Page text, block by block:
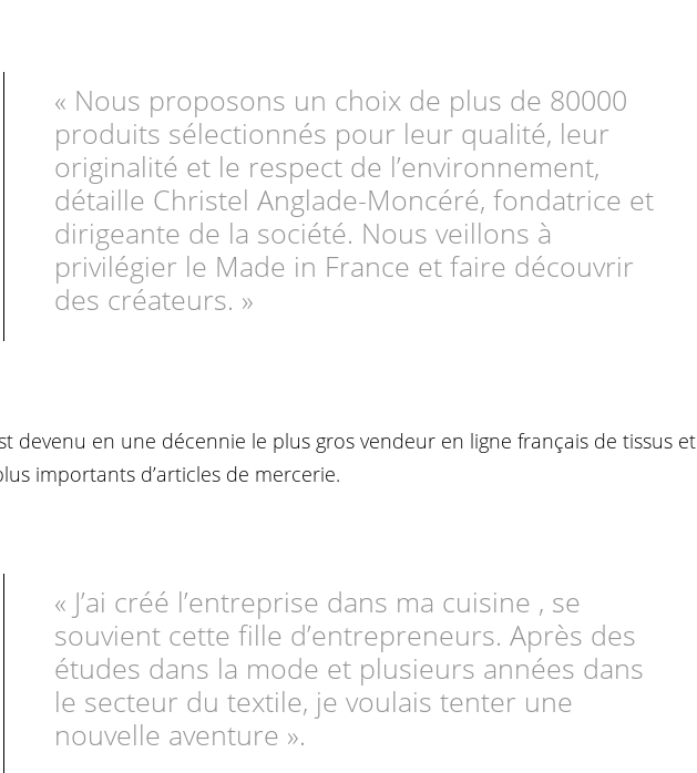
« Nous proposons un choix de plus de 80000
produits sélectionnés pour leur qualité, leur
originalité et le respect de l’environnement,
détaille Christel Anglade-Moncéré, fondatrice et
dirigeante de la société. Nous veillons à
privilégier le Made in France et faire découvrir
des créateurs. »
devenu en une décennie le plus gros vendeur en ligne français de tissus et
importants d’articles de mercerie.
« J’ai créé l’entreprise dans ma cuisine , se
souvient cette fille d’entrepreneurs. Après des
études dans la mode et plusieurs années dans
le secteur du textile, je voulais tenter une
nouvelle aventure ».